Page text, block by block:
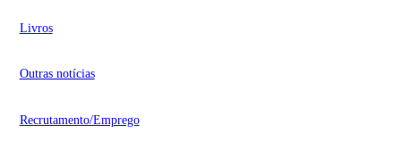
Livros
Outras notícias
Recrutamento/Emprego